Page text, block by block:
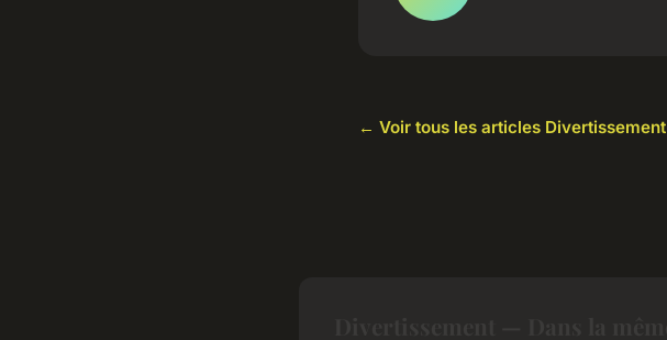
← Voir tous les articles Divertissement